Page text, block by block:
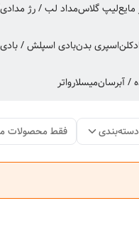
مایعلیپ گلاسمداد لب / رژ مدادی
اسپری بدنبادی اسپلش /
/ آبرسانمیسلارواتر
دسته‌بندی فقط محصولات